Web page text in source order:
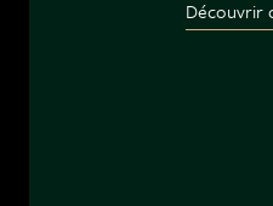
Découvrir